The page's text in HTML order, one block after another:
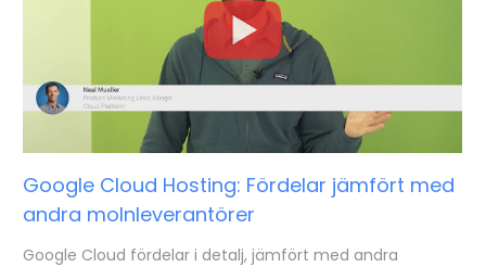
Google Cloud Hosting: Fördelar jämfört med
andra molnleverantörer
Google Cloud fördelar i detalj, jämfört med andra